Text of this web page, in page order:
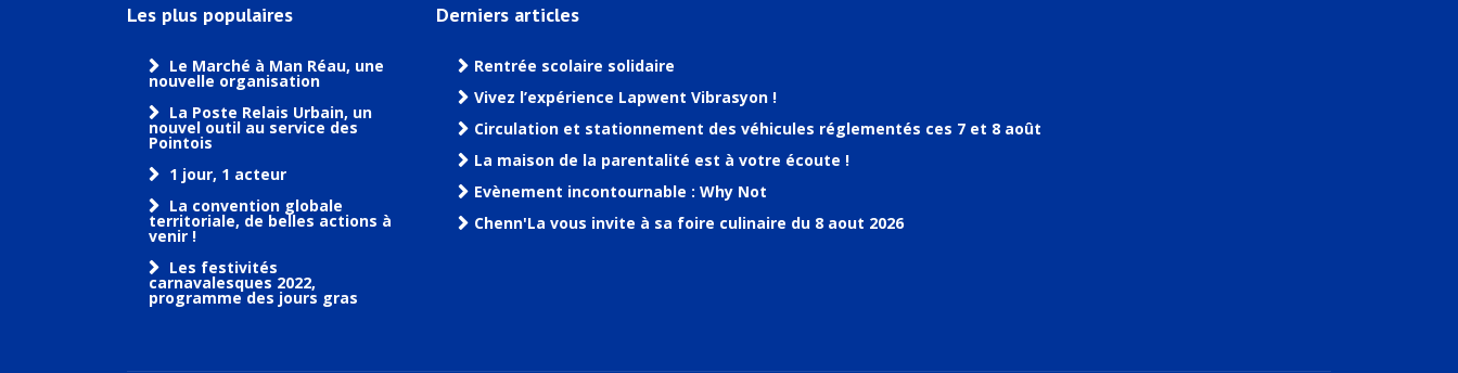
Les plus populaires
Le Marché à Man Réau, une
nouvelle organisation
La Poste Relais Urbain, un
nouvel outil au service des
Pointois
1 jour, 1 acteur
La convention globale
territoriale, de belles actions à
venir !
Les festivités
carnavalesques 2022,
programme des jours gras
Derniers articles
Rentrée scolaire solidaire
Vivez l’expérience Lapwent Vibrasyon !
Circulation et stationnement des véhicules réglementés ces 7 et 8 août
La maison de la parentalité est à votre écoute !
Evènement incontournable : Why Not
Chenn'La vous invite à sa foire culinaire du 8 aout 2026